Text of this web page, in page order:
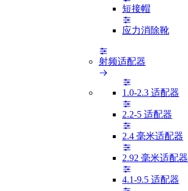
短接帽
应力消除靴
射频适配器
1.0-2.3 适配器
2.2-5 适配器
2.4 毫米适配器
2.92 毫米适配器
4.1-9.5 适配器